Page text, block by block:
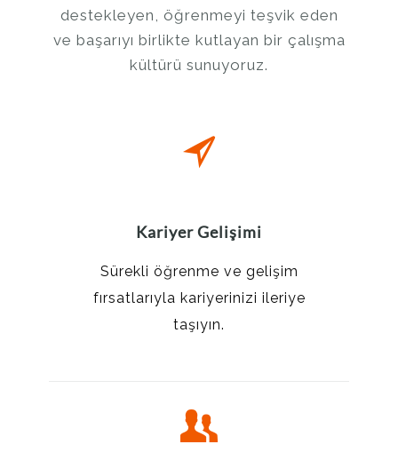
destekleyen, öğrenmeyi teşvik eden
ve başarıyı birlikte kutlayan bir çalışma
kültürü sunuyoruz.
Kariyer Gelişimi
Sürekli öğrenme ve gelişim
fırsatlarıyla kariyerinizi ileriye
taşıyın.